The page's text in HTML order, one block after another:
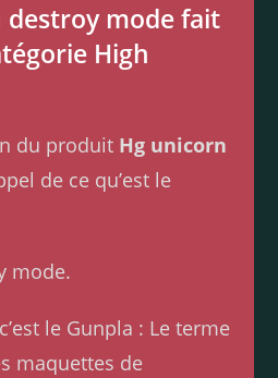
destroy mode fait
High
du produit Hg unicorn
de ce qu’est le
mode.
le Gunpla : Le terme
maquettes de